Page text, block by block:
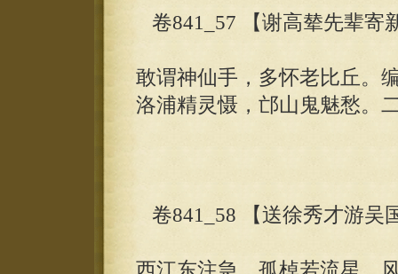
卷841_57 【谢高辇先辈寄
敢谓神仙手，多怀老比丘。
洛浦精灵慑，邙山鬼魅愁。
卷841_58 【送徐秀才游吴